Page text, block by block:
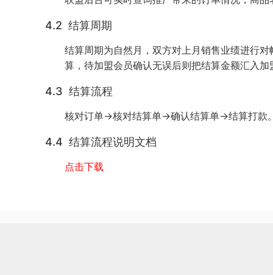
4.2 结算周期
结算周期为自然月，双方对上月销售业绩进行
算，待加盟会员确认无误后则把结算金额汇入
4.3 结算流程
核对订单→核对结算单→确认结算单→结算打款
4.4 结算流程说明文档
点击下载